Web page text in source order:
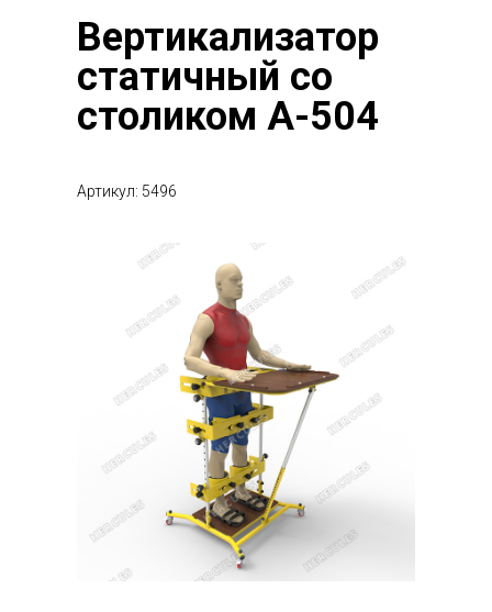
Вертикализатор
статичный со
столиком А-504
Артикул: 5496